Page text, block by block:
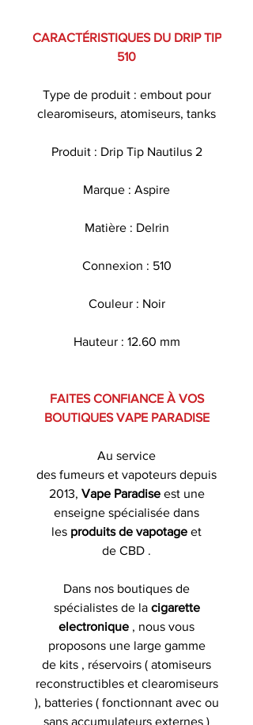
CARACTÉRISTIQUES DU DRIP TIP
510
Type de produit : embout pour
clearomiseurs, atomiseurs, tanks
Produit : Drip Tip Nautilus 2
Marque : Aspire
Matière : Delrin
Connexion : 510
Couleur : Noir
Hauteur : 12.60 mm
FAITES CONFIANCE À VOS
BOUTIQUES VAPE PARADISE
Au service
des fumeurs et vapoteurs depuis
2013, Vape Paradiseest une
enseigne spécialisée dans
les produits de vapotage et
de CBD .
Dans nos boutiques de
spécialistes de la cigarette
electronique , nous vous
proposons une large gamme
de kits , réservoirs ( atomiseurs
reconstructibles et clearomiseurs
), batteries ( fonctionnant avec ou
sans accumulateurs externes )